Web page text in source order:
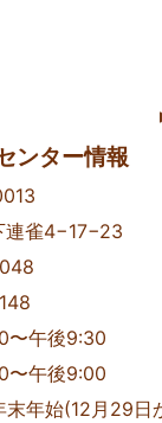
ンター情報
連雀4−17−23
〜午後9:30
〜午後9:00
年始(12月29日